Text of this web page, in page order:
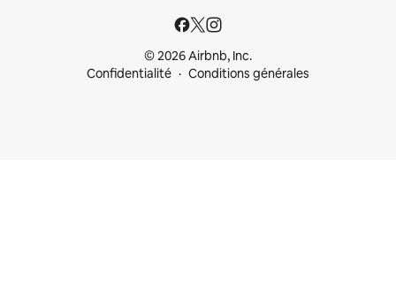
© 2026 Airbnb, Inc.
Confidentialité
Conditions générales